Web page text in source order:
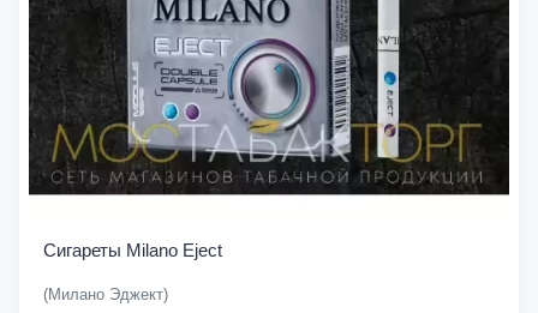
Сигареты Milano Eject
(Милано Эджект)